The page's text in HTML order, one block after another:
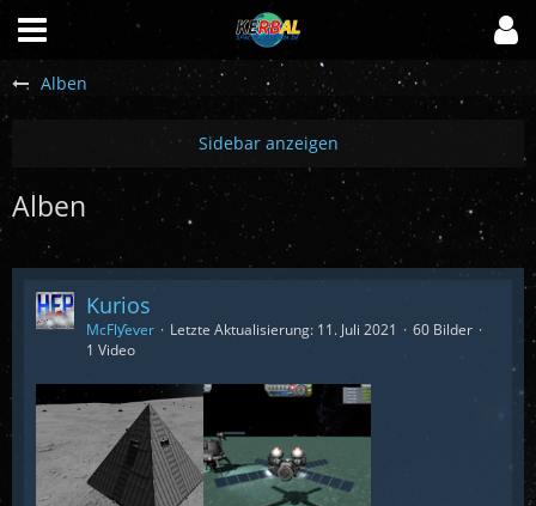
Alben
Alben
Kurios
McFlƴeѵer Letzte Aktualisierung: 11. Juli 2021
60 Bilder
1 Video